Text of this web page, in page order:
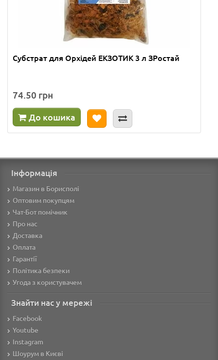
Субстрат для Орхідей ЕКЗОТИК 3 л ЗРостай
74.50 грн
До кошика
Інформація
Магазин в Борисполі
Оптовим покупцям
Чат-Бот помічник
Про нас
Доставка
Оплата
Гарантії
Політика безпеки
Угода з користувачем
Знайти нас у мережі
Facebook
Youtube
Instagram
Шоурум в Києві